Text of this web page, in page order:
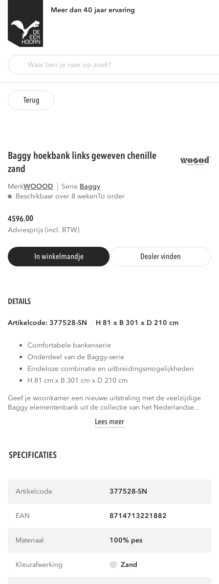
Meer dan 40 jaar ervaring
Terug
baggy hoekbank links geweven chenille
zand
MerkWOOOD Serie
baggy
Beschikbaar over 8 wekenTo order
4596.00
Adviesprijs (incl. BTW)
In winkelmandje Dealer vinden
DETAILS
Artikelcode: 377528-SN H 81 x B 301 x D 210 cm
Comfortabele bankenserie
Onderdeel van de Baggy-serie
Eindeloze combinatie en uitbreidingsmogelijkheden
H 81 cm x B 301 cm x D 210 cm
Geef je woonkamer een nieuwe uitstraling met de veelzijdige
Baggy elementenbank uit de collectie van het Nederlandse...
Lees meer
SPECIFICATIES
Artikelcode 377528-SN
EAN 8714713221882
Materiaal 100% pes
Kleurafwerking zand